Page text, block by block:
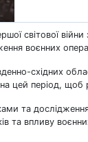
світової
воєнних
східних
цей період,
та
та впливу